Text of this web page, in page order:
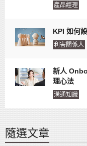
產品經理
KPI 如何
利害關係人
新人
理心法
溝通知識
隨選文章